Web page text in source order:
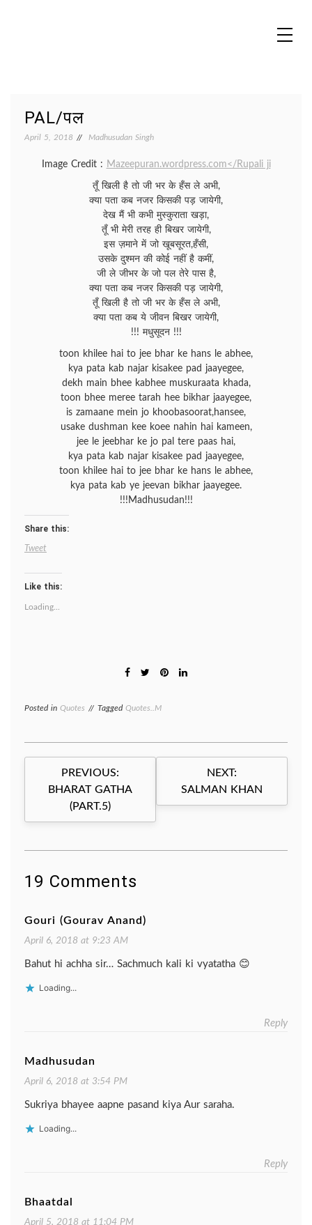
PAL/पल
April 5, 2018 Madhusudan Singh
Image Credit : Mazeepuran.wordpress.com</Rupali ji
तूँ खिली है तो जी भर के हँस ले अभी,
क्या पता कब नजर किसकी पड़ जायेगी,
देख मैं भी कभी मुस्कुराता खड़ा,
तूँ भी मेरी तरह ही बिखर जायेगी,
इस ज़माने में जो खूबसूरत,हँसी,
उसके दुश्मन की कोई नहीं है कमीं,
जी ले जीभर के जो पल तेरे पास है,
क्या पता कब नजर किसकी पड़ जायेगी,
तूँ खिली है तो जी भर के हँस ले अभी,
क्या पता कब ये जीवन बिखर जायेगी,
!!! मधुसूदन !!!
toon khilee hai to jee bhar ke hans le abhee,
kya pata kab najar kisakee pad jaayegee,
dekh main bhee kabhee muskuraata khada,
toon bhee meree tarah hee bikhar jaayegee,
is zamaane mein jo khoobasoorat,hansee,
usake dushman kee koee nahin hai kameen,
jee le jeebhar ke jo pal tere paas hai,
kya pata kab najar kisakee pad jaayegee,
toon khilee hai to jee bhar ke hans le abhee,
kya pata kab ye jeevan bikhar jaayegee.
!!!Madhusudan!!!
Share this:
Tweet
Like this:
Loading...
Posted in Quotes Tagged Quotes..M
Post
navigation
PREVIOUS:
BHARAT GATHA
(PART.5)
NEXT:
SALMAN KHAN
19 Comments
Gouri (Gourav Anand)
April 6, 2018 at 9:23 AM
Bahut hi achha sir… Sachmuch kali ki vyatatha 😊
Loading...
Reply
Madhusudan
April 6, 2018 at 3:54 PM
Sukriya bhayee aapne pasand kiya Aur saraha.
Loading...
Reply
Bhaatdal
April 5, 2018 at 11:04 PM